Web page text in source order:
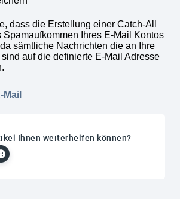
dass die Erstellung einer Catch-All
Ihres E-Mail Kontos
sämtliche Nachrichten die an Ihre
auf die definierte E-Mail Adresse
Mail
Ihnen weiterhelfen können?